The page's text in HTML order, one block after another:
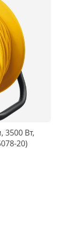
3500 Вт,
20)